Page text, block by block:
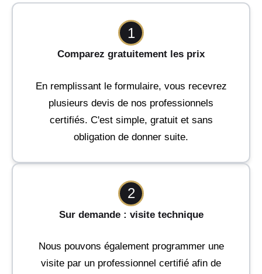
1
Comparez gratuitement les prix
En remplissant le formulaire, vous recevrez
plusieurs devis de nos professionnels
certifiés. C'est simple, gratuit et sans
obligation de donner suite.
2
Sur demande : visite technique
Nous pouvons également programmer une
visite par un professionnel certifié afin de